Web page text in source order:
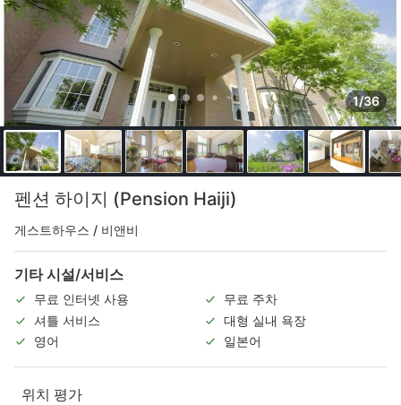
1/36
펜션 하이지 (Pension Haiji)
게스트하우스 / 비앤비
기타 시설/서비스
무료 인터넷 사용
무료 주차
셔틀 서비스
대형 실내 욕장
영어
일본어
위치 평가